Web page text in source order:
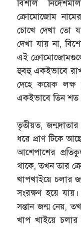
বিশাল
ক্রোমোজোম
চোখে দেখা তো
দেখা যায় না,
এই
হুবহু একইভাবে
দেহে কয়েক লক্ষ
একইভাবে তিন শত
তৃতীয়ত,
ধরে প্রাণ টিকে
আশেপাশের
থাকে, তখন তার
খাপখাইয়ে চলার
সংরক্ষণ হয়ে
সন্তান জন্ম নেয়,
খাপ খাইয়ে চলার